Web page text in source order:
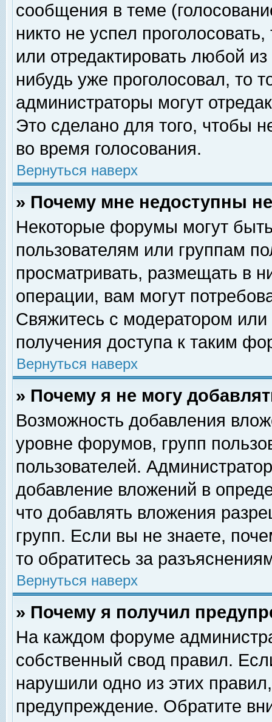
сообщения в теме
никто не успел
или отредактировать любой
нибудь уже проголосовал, то
администраторы могут
Это сделано для того, чтобы
во время голосования.
Вернуться наверх
» Почему мне недоступны
Некоторые форумы могут
пользователям или группам
просматривать, размещать в
операции, вам могут
Свяжитесь с модератором
получения доступа к таким
Вернуться наверх
» Почему я не могу
Возможность добавления
уровне форумов, групп
пользователей.
добавление вложений в
что добавлять вложения
групп. Если вы не знаете,
то обратитесь за
Вернуться наверх
» Почему я получил
На каждом форуме
собственный свод правил.
нарушили одно из этих
предупреждение. Обратите